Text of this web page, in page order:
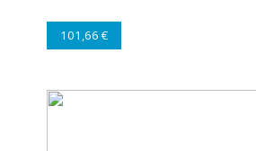
101,66 €